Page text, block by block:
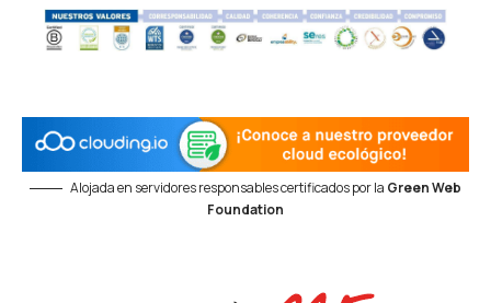
Alojada en servidores responsables certificados por la Green Web
Foundation